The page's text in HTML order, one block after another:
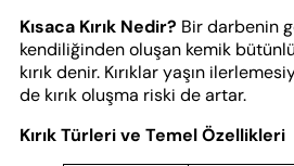
Kısaca Kırık Nedir? Bir darbenin
kendiliğinden oluşan kemik
kırık denir. Kırıklar yaşın
de kırık oluşma riski de artar.
Kırık Türleri ve Temel Özellikleri